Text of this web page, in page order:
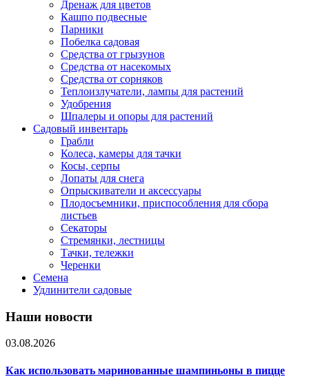
Дренаж для цветов
Кашпо подвесные
Парники
Побелка садовая
Средства от грызунов
Средства от насекомых
Средства от сорняков
Теплоизлучатели, лампы для растений
Удобрения
Шпалеры и опоры для растений
Садовый инвентарь
Грабли
Колеса, камеры для тачки
Косы, серпы
Лопаты для снега
Опрыскиватели и аксессуары
Плодосъемники, приспособления для сбора
листьев
Секаторы
Стремянки, лестницы
Тачки, тележки
Черенки
Семена
Удлинители садовые
Наши новости
03.08.2026
Как использовать маринованные шампиньоны в пицце